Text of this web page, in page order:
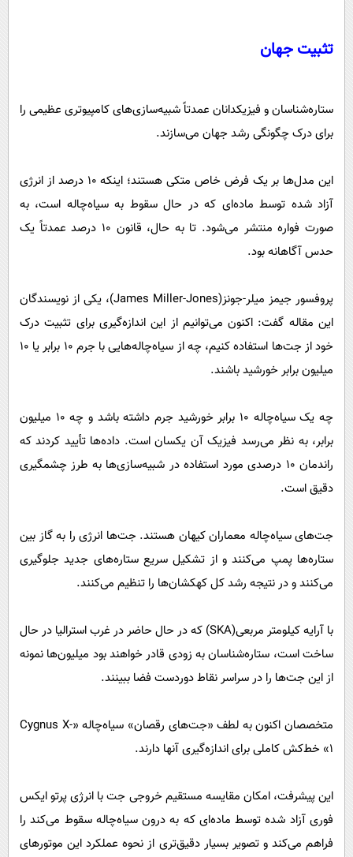
تثبیت جهان
ستاره‌شناسان و فیزیکدانان عمدتاً شبیه‌سازی‌های کامپیوتری عظیمی را
برای درک چگونگی رشد جهان می‌سازند.
این مدل‌ها بر یک فرض خاص متکی هستند؛ اینکه 10 درصد از انرژی
آزاد شده توسط ماده‌ای که در حال سقوط به سیاه‌چاله است، به
صورت فواره منتشر می‌شود. تا به حال، قانون 10 درصد عمدتاً یک
حدس آگاهانه بود.
پروفسور جیمز میلر-جونز(James Miller-Jones)، یکی از نویسندگان
این مقاله گفت: اکنون می‌توانیم از این اندازه‌گیری برای تثبیت درک
خود از جت‌ها استفاده کنیم، چه از سیاه‌چاله‌هایی با جرم ۱۰ برابر یا ۱۰
میلیون برابر خورشید باشند.
چه یک سیاه‌چاله 10 برابر خورشید جرم داشته باشد و چه 10 میلیون
برابر، به نظر می‌رسد فیزیک آن یکسان است. داده‌ها تأیید کردند که
راندمان ۱۰ درصدی مورد استفاده در شبیه‌سازی‌ها به طرز چشمگیری
دقیق است.
جت‌های سیاه‌چاله معماران کیهان هستند. جت‌ها انرژی را به گاز بین
ستاره‌ها پمپ می‌کنند و از تشکیل سریع ستاره‌های جدید جلوگیری
می‌کنند و در نتیجه رشد کل کهکشان‌ها را تنظیم می‌کنند.
با آرایه کیلومتر مربعی(SKA) که در حال حاضر در غرب استرالیا در حال
ساخت است، ستاره‌شناسان به زودی قادر خواهند بود میلیون‌ها نمونه
از این جت‌ها را در سراسر نقاط دوردست فضا ببینند.
متخصصان اکنون به لطف «جت‌های رقصان» سیاه‌چاله «Cygnus X-
1» خط‌کش کاملی برای اندازه‌گیری آنها دارند.
این پیشرفت، امکان مقایسه مستقیم خروجی جت با انرژی پرتو ایکس
فوری آزاد شده توسط ماده‌ای که به درون سیاه‌چاله سقوط می‌کند را
فراهم می‌کند و تصویر بسیار دقیق‌تری از نحوه عملکرد این موتورهای